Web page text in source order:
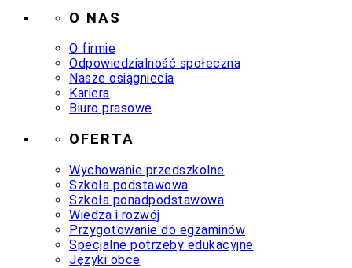
O NAS
O firmie
Odpowiedzialność społeczna
Nasze osiągniecia
Kariera
Biuro prasowe
OFERTA
Wychowanie przedszkolne
Szkoła podstawowa
Szkoła ponadpodstawowa
Wiedza i rozwój
Przygotowanie do egzaminów
Specjalne potrzeby edukacyjne
Języki obce